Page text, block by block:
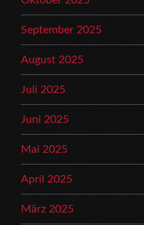
September 2025
August 2025
Juli 2025
Juni 2025
Mai 2025
April 2025
März 2025